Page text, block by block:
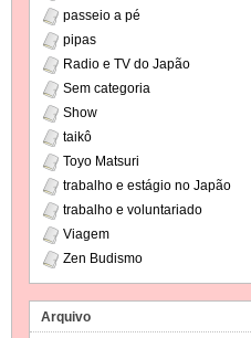
passeio a pé
pipas
Radio e TV do Japão
Sem categoria
Show
taikô
Toyo Matsuri
trabalho e estágio no Japão
trabalho e voluntariado
Viagem
Zen Budismo
Arquivo